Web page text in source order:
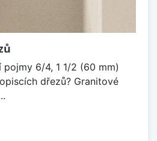
6/4, 1 1/2 (60 mm)
dřezů? Granitové